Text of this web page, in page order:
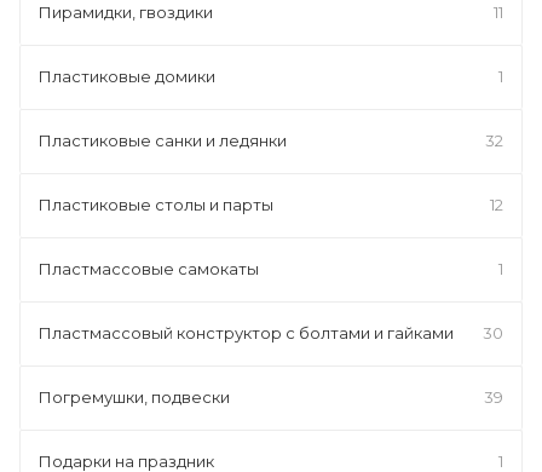
Пирамидки, гвоздики 11
Пластиковые домики 1
Пластиковые санки и ледянки 32
Пластиковые столы и парты 12
Пластмассовые самокаты 1
Пластмассовый конструктор с болтами и гайками 30
Погремушки, подвески 39
Подарки на праздник 1